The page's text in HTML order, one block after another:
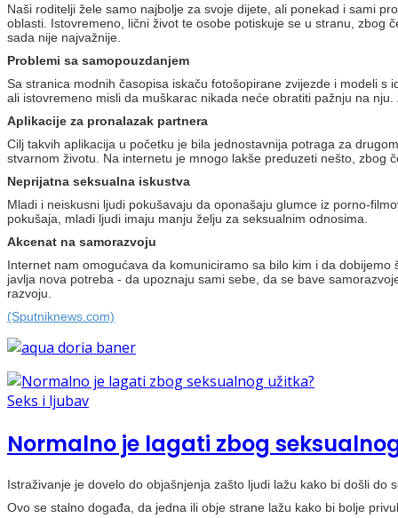
Naši roditelji žele samo najbolje za svoje dijete, ali ponekad i sami
oblasti. Istovremeno, lični život te osobe potiskuje se u stranu, zbog
sada nije najvažnije.
Problemi sa samopouzdanjem
Sa stranica modnih časopisa iskaču fotošopirane zvijezde i modeli
ali istovremeno misli da muškarac nikada neće obratiti pažnju na
Aplikacije za pronalazak partnera
Cilj takvih aplikacija u početku je bila jednostavnija potraga za
stvarnom životu. Na internetu je mnogo lakše preduzeti nešto, zbog
Neprijatna seksualna iskustva
Mladi i neiskusni ljudi pokušavaju da oponašaju glumce iz porno-
pokušaja, mladi ljudi imaju manju želju za seksualnim odnosima.
Akcenat na samorazvoju
Internet nam omogućava da komuniciramo sa bilo kim i da
javlja nova potreba - da upoznaju sami sebe, da se bave
razvoju.
(Sputniknews.com)
Seks i ljubav
Normalno je lagati zbog
Istraživanje je dovelo do objašnjenja zašto ljudi lažu kako bi došli do
Ovo se stalno događa, da jedna ili obje strane lažu kako bi bolje